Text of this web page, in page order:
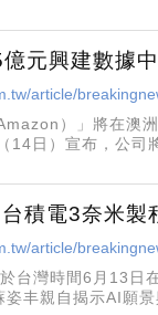
元興建數據
article/
）」將在澳
14日）宣布，公
積電3奈米製
article/
台灣時間6月13
丰親自揭示AI願